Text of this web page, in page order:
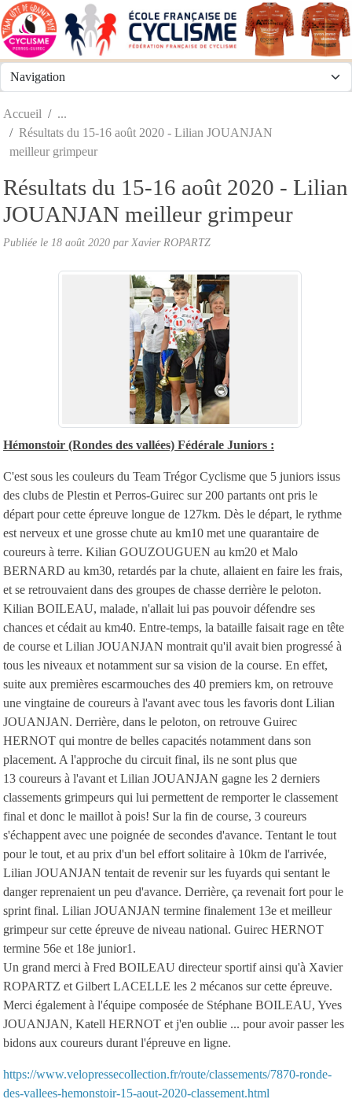
Accueil
Résultats du 15-16 août 2020 - Lilian JOUANJAN
meilleur grimpeur
Résultats du 15-16 août 2020 - Lilian
JOUANJAN meilleur grimpeur
Publiée le 18 août 2020 par Xavier ROPARTZ
Hémonstoir (Rondes des vallées) Fédérale Juniors :
C'est sous les couleurs du Team Trégor Cyclisme que 5 juniors issus
des clubs de Plestin et Perros-Guirec sur 200 partants ont pris le
départ pour cette épreuve longue de 127km. Dès le départ, le rythme
est nerveux et une grosse chute au km10 met une quarantaire de
coureurs à terre. Kilian GOUZOUGUEN au km20 et Malo
BERNARD au km30, retardés par la chute, allaient en faire les frais,
et se retrouvaient dans des groupes de chasse derrière le peloton.
Kilian BOILEAU, malade, n'allait lui pas pouvoir défendre ses
chances et cédait au km40. Entre-temps, la bataille faisait rage en tête
de course et Lilian JOUANJAN montrait qu'il avait bien progressé à
tous les niveaux et notamment sur sa vision de la course. En effet,
suite aux premières escarmouches des 40 premiers km, on retrouve
une vingtaine de coureurs à l'avant avec tous les favoris dont Lilian
JOUANJAN. Derrière, dans le peloton, on retrouve Guirec
HERNOT qui montre de belles capacités notamment dans son
placement. A l'approche du circuit final, ils ne sont plus que
13 coureurs à l'avant et Lilian JOUANJAN gagne les 2 derniers
classements grimpeurs qui lui permettent de remporter le classement
final et donc le maillot à pois! Sur la fin de course, 3 coureurs
s'échappent avec une poignée de secondes d'avance. Tentant le tout
pour le tout, et au prix d'un bel effort solitaire à 10km de l'arrivée,
Lilian JOUANJAN tentait de revenir sur les fuyards qui sentant le
danger reprenaient un peu d'avance. Derrière, ça revenait fort pour le
sprint final. Lilian JOUANJAN termine finalement 13e et meilleur
grimpeur sur cette épreuve de niveau national. Guirec HERNOT
termine 56e et 18e junior1.
Un grand merci à Fred BOILEAU directeur sportif ainsi qu'à Xavier
ROPARTZ et Gilbert LACELLE les 2 mécanos sur cette épreuve.
Merci également à l'équipe composée de Stéphane BOILEAU, Yves
JOUANJAN, Katell HERNOT et j'en oublie ... pour avoir passer les
bidons aux coureurs durant l'épreuve en ligne.
https://www.velopressecollection.fr/route/classements/7870-ronde-
des-vallees-hemonstoir-15-aout-2020-classement.html
Panneau de gestion des cookies